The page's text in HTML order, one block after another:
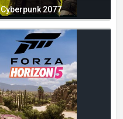
Cyberpunk 2077